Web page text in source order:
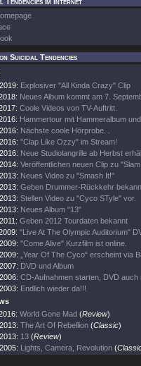
Suicidal Tendencies
Explosiver "All Kinda Crazy" Clip
Neues Album kommt am 7.
Coole Videos von TV-Auftritt.
Hammertour mit Hammeralbum
Nächste coole Hörprobe...
"Clap Like Ozzy" im Stream!
Neue Studiolangrille ab Herbst
Veröffentlichen neuen Clip zu
Neues Video zu "Smash It!"
Geben Drummer-Rückkehr
Stellen Video zu "Cyco STyle" vor.
Neues Album "13"
Geben 2012 Tourdaten bekannt
"Live At The Olympic Auditorium"
"Come Alive" Kurzfilm ist online.
„Year Of The Cyco“ erscheint via
DVD und Album
CD-Aufnahmen starten, DVD auch
Endlich wieder da!!!
World Gone Mad (Review)
The Art Of Rebellion (Classic)
13 (Review)
Lights, Camera, Revolution (